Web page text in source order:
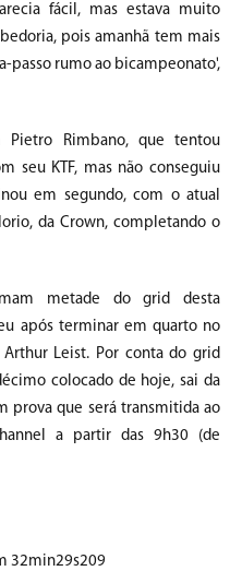
fácil, mas estava muito
pois amanhã tem mais
passo rumo ao bicampeonato',
Pietro Rimbano, que tentou
seu KTF, mas não conseguiu
em segundo, com o atual
da Crown, completando o
metade do grid desta
após terminar em quarto no
Leist. Por conta do grid
colocado de hoje, sai da
prova que será transmitida ao
a partir das 9h30 (de
32min29s209